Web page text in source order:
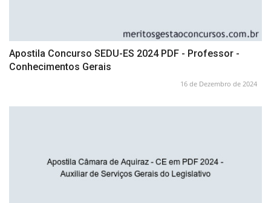
Apostila Concurso SEDU-ES 2024 PDF - Professor -
Conhecimentos Gerais
16 de Dezembro de 2024